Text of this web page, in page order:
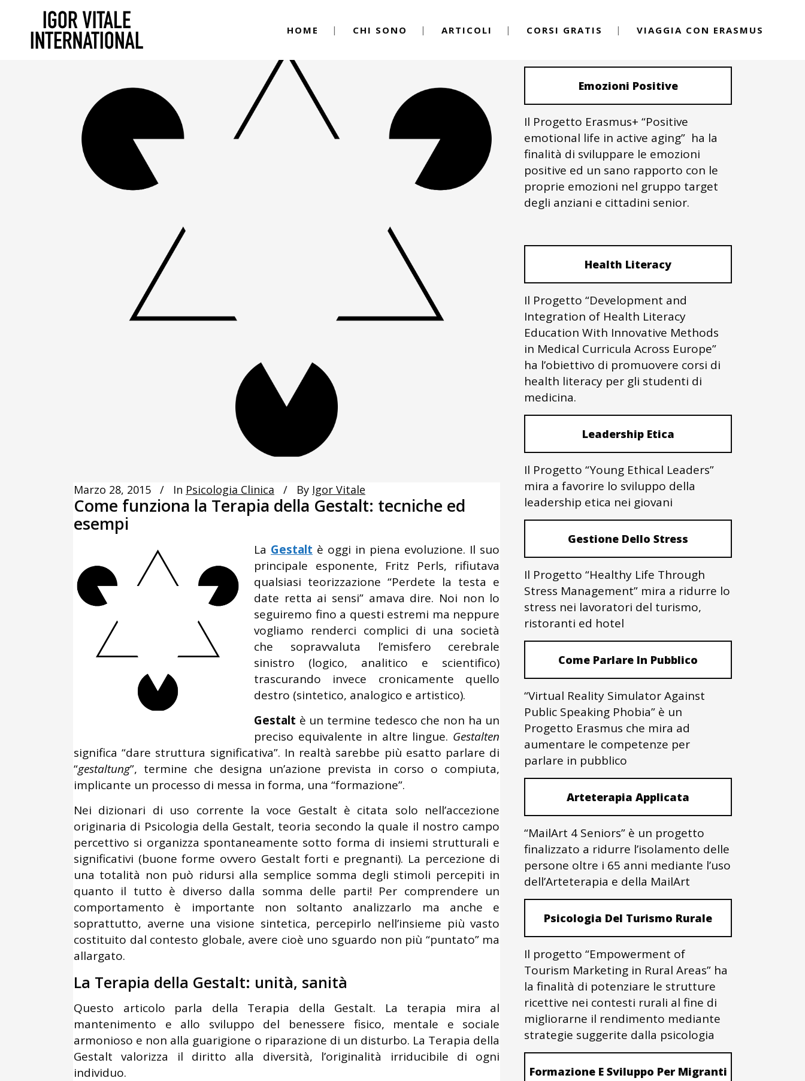
HOME CHI SONO ARTICOLI CORSI GRATIS VIAGGIA CON ERASMUS
Marzo 28, 2015 In Psicologia Clinica By Igor Vitale
Come funziona la Terapia della Gestalt: tecniche ed
esempi
La Gestalt è oggi in piena evoluzione. Il suo
principale esponente, Fritz Perls, rifiutava
qualsiasi teorizzazione “Perdete la testa e
date retta ai sensi” amava dire. Noi non lo
seguiremo fino a questi estremi ma neppure
vogliamo renderci complici di una società
che sopravvaluta l’emisfero cerebrale
sinistro (logico, analitico e scientifico)
trascurando invece cronicamente quello
destro (sintetico, analogico e artistico).
Gestalt è un termine tedesco che non ha un
preciso equivalente in altre lingue. Gestalten
significa “dare struttura significativa”. In realtà sarebbe più esatto parlare di
“gestaltung”, termine che designa un’azione prevista in corso o compiuta,
implicante un processo di messa in forma, una “formazione”.
Nei dizionari di uso corrente la voce Gestalt è citata solo nell’accezione
originaria di Psicologia della Gestalt, teoria secondo la quale il nostro campo
percettivo si organizza spontaneamente sotto forma di insiemi strutturali e
significativi (buone forme ovvero Gestalt forti e pregnanti). La percezione di
una totalità non può ridursi alla semplice somma degli stimoli percepiti in
quanto il tutto è diverso dalla somma delle parti! Per comprendere un
comportamento è importante non soltanto analizzarlo ma anche e
soprattutto, averne una visione sintetica, percepirlo nell’insieme più vasto
costituito dal contesto globale, avere cioè uno sguardo non più “puntato” ma
allargato.
La Terapia della Gestalt: unità, sanità
Questo articolo parla della Terapia della Gestalt. La terapia mira al
mantenimento e allo sviluppo del benessere fisico, mentale e sociale
armonioso e non alla guarigione o riparazione di un disturbo. La Terapia della
Gestalt valorizza il diritto alla diversità, l’originalità irriducibile di ogni
individuo.
Emozioni Positive
Il Progetto Erasmus+ “Positive
emotional life in active aging” ha la
finalità di sviluppare le emozioni
positive ed un sano rapporto con le
proprie emozioni nel gruppo target
degli anziani e cittadini senior.
Health Literacy
Il Progetto “Development and
Integration of Health Literacy
Education With Innovative Methods
in Medical Curricula Across Europe”
ha l’obiettivo di promuovere corsi di
health literacy per gli studenti di
medicina.
Leadership Etica
Il Progetto “Young Ethical Leaders”
mira a favorire lo sviluppo della
leadership etica nei giovani
Gestione Dello Stress
Il Progetto “Healthy Life Through
Stress Management” mira a ridurre lo
stress nei lavoratori del turismo,
ristoranti ed hotel
Come Parlare In Pubblico
“Virtual Reality Simulator Against
Public Speaking Phobia” è un
Progetto Erasmus che mira ad
aumentare le competenze per
parlare in pubblico
Arteterapia Applicata
“MailArt 4 Seniors” è un progetto
finalizzato a ridurre l’isolamento delle
persone oltre i 65 anni mediante l’uso
dell’Arteterapia e della MailArt
Psicologia Del Turismo Rurale
Il progetto “Empowerment of
Tourism Marketing in Rural Areas” ha
la finalità di potenziare le strutture
ricettive nei contesti rurali al fine di
migliorarne il rendimento mediante
strategie suggerite dalla psicologia
Formazione E Sviluppo Per Migranti